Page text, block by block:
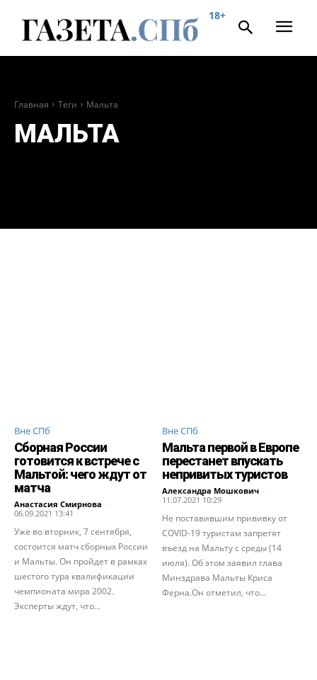
18+
Главная Теги Мальта
МАЛЬТА
Вне СПб
Сборная России
готовится к встрече с
Мальтой: чего ждут от
матча
Анастасия Смирнова -
06.09.2021 13:41
Уже во вторник, 7 сентября,
состоится матч сборных России
и Мальты. Он пройдет в рамках
шестого тура квалификации
чемпионата мира 2002.
Эксперты ждут, что...
Вне СПб
Мальта первой в Европе
перестанет впускать
непривитых туристов
Александра Мошкович -
11.07.2021 10:29
Не поставившим прививку от
COVID-19 туристам запретят
въезд на Мальту с среды (14
июля). Об этом заявил глава
Минздрава Мальты Криса
Ферна.Он отметил, что...